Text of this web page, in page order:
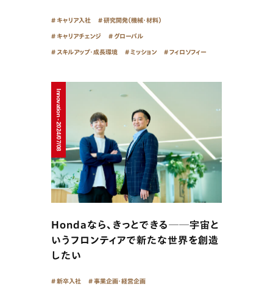
キャリア入社 研究開発（機械・材料）
キャリアチェンジ グローバル
スキルアップ・成長環境 ミッション フィロソフィー
Innovation - 2024/07/08
Hondaなら、きっとできる──宇宙と
いうフロンティアで新たな世界を創造
したい
新卒入社 事業企画・経営企画